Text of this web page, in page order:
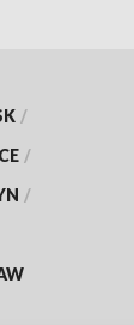
/
/
/